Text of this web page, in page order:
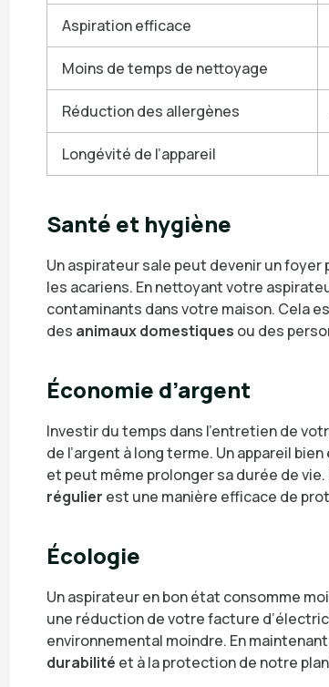
Aspiration efficace
Moins de temps de nettoyage
Réduction des allergènes
Longévité de l’appareil
Santé et hygiène
Un aspirateur sale peut devenir un
les acariens. En nettoyant votre
contaminants dans votre maison. Cela
des animaux domestiques ou des
Économie d’argent
Investir du temps dans l’entretien de
de l’argent à long terme. Un appareil
et peut même prolonger sa durée de vie.
régulier est une manière efficace de
Écologie
Un aspirateur en bon état consomme
une réduction de votre facture
environnemental moindre. En
durabilité et à la protection de notre